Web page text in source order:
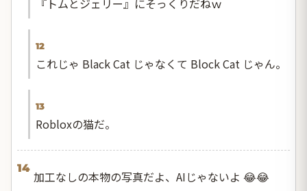
12
これじゃ Black Cat じゃなくて Block Cat じゃん。
13
Robloxの猫だ。
14
加工なしの本物の写真だよ、AIじゃないよ 😂😂